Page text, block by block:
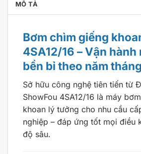
MÔ TẢ
Bơm chìm giếng
4SA12/16 – Vận hành
bền bỉ theo năm tháng
Sở hữu công nghệ tiên tiến từ
ShowFou 4SA12/16 là máy
khoan lý tưởng cho nhu cầu
nghiệp – đáp ứng tốt mọi điều
độ sâu.